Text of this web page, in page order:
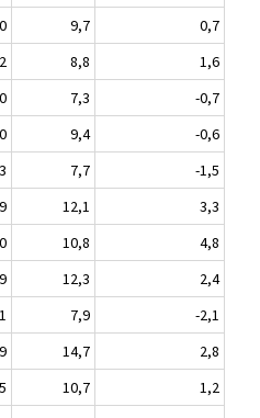
9,7
0,7
8,8
1,6
7,3
-0,7
9,4
-0,6
7,7
-1,5
12,1
3,3
10,8
4,8
12,3
2,4
7,9
-2,1
14,7
2,8
10,7
1,2